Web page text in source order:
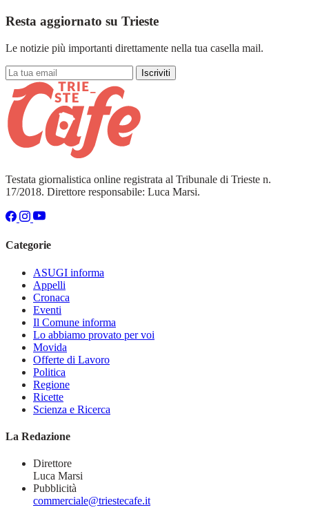
Resta aggiornato su Trieste
Le notizie più importanti direttamente nella tua casella mail.
Iscriviti
Testata giornalistica online registrata al Tribunale di Trieste n.
17/2018. Direttore responsabile: Luca Marsi.
Categorie
ASUGI informa
Appelli
Cronaca
Eventi
Il Comune informa
Lo abbiamo provato per voi
Movida
Offerte di Lavoro
Politica
Regione
Ricette
Scienza e Ricerca
La Redazione
Direttore
Luca Marsi
Pubblicità
commerciale@triestecafe.it